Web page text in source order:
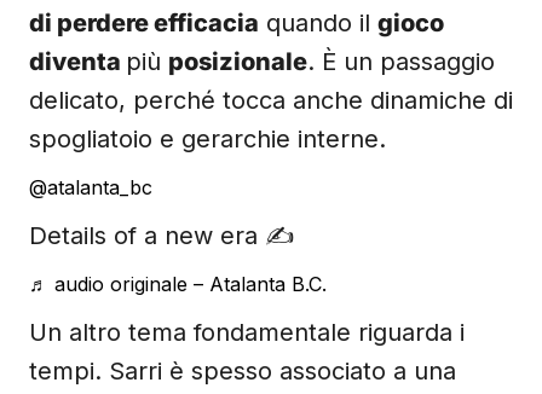
di perdere efficacia quando il gioco
diventa più posizionale. È un passaggio
delicato, perché tocca anche dinamiche di
spogliatoio e gerarchie interne.
@atalanta_bc
Details of a new era ✍️
♬ audio originale – Atalanta B.C.
Un altro tema fondamentale riguarda i
tempi. Sarri è spesso associato a una